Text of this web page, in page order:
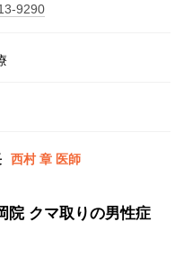
9290
西村 章 医師
院 クマ取りの男性症